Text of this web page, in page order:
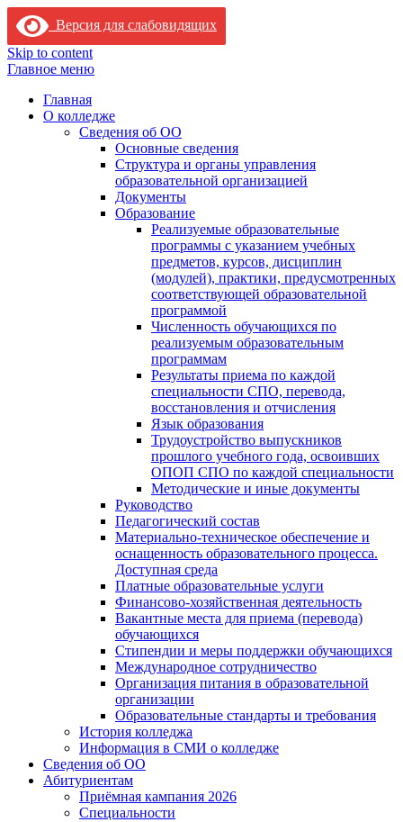
Версия для слабовидящих
Skip to content
Главное меню
Главная
О колледже
Сведения об ОО
Основные сведения
Структура и органы управления
образовательной организацией
Документы
Образование
Реализуемые образовательные
программы с указанием учебных
предметов, курсов, дисциплин
(модулей), практики, предусмотренных
соответствующей образовательной
программой
Численность обучающихся по
реализуемым образовательным
программам
Результаты приема по каждой
специальности СПО, перевода,
восстановления и отчисления
Язык образования
Трудоустройство выпускников
прошлого учебного года, освоивших
ОПОП СПО по каждой специальности
Методические и иные документы
Руководство
Педагогический состав
Материально-техническое обеспечение и
оснащенность образовательного процесса.
Доступная среда
Платные образовательные услуги
Финансово-хозяйственная деятельность
Вакантные места для приема (перевода)
обучающихся
Стипендии и меры поддержки обучающихся
Международное сотрудничество
Организация питания в образовательной
организации
Образовательные стандарты и требования
История колледжа
Информация в СМИ о колледже
Сведения об ОО
Абитуриентам
Приёмная кампания 2026
Специальности